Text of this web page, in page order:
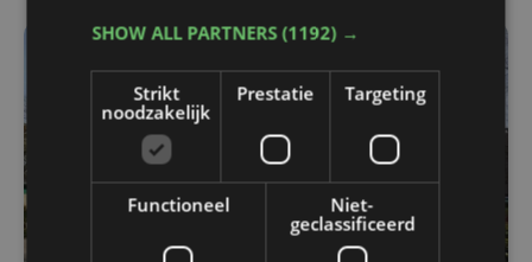
SHOW ALL PARTNERS(1192) →
Strikt
noodzakelijk
Prestatie Targeting
Functioneel
Niet-
geclassificeerd